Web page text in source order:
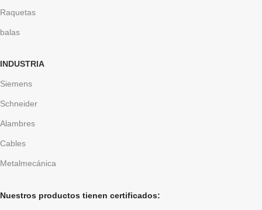
Raquetas
balas
INDUSTRIA
Siemens
Schneider
Alambres
Cables
Metalmecánica
Nuestros productos tienen certificados: